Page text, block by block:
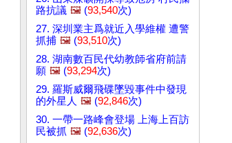
路抗議 🖼️ (93,540次)
27. 深圳業主爲就近入學維權 遭警
抓捕 🖼️ (93,510次)
28. 湖南數百民代幼教師省府前請
願 🖼️ (93,294次)
29. 羅斯威爾飛碟墜毀事件中發現
的外星人 🖼️ (92,846次)
30. 一帶一路峰會登場 上海上百訪
民被抓 🖼️ (92,636次)